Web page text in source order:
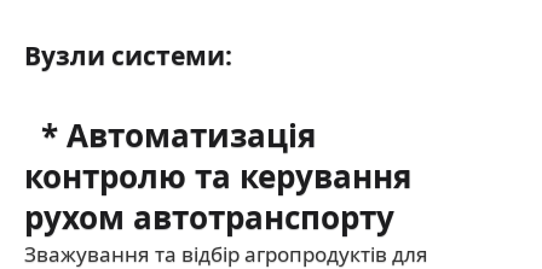
Вузли системи:
* Автоматизація
контролю та керування
рухом автотранспорту
Зважування та відбір агропродуктів для